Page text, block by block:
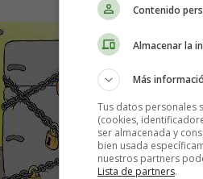
Contenido
Almacenar la
Más
Tus datos personales
(cookies,
ser almacenada y
bien usada
nuestros partners
Lista de partners.